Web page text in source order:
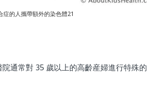
症的人攜帶額外的染色體21
通常對 35 歲以上的高齡産婦進行特殊的